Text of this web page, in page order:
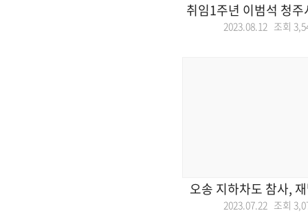
취임1주년 이범석 청
2023.08.12 조회
오송 지하차도 참사,
2023.07.22 조회